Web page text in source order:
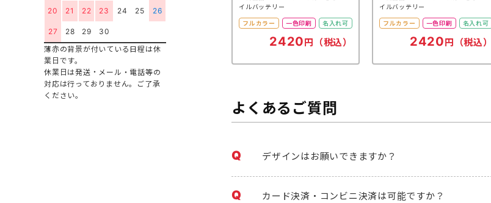
イルバッテリー
フルカラー 一色印刷 名入れ可
2420円（税込）
イルバッテリー
フルカラー 一色印刷 名入れ可
2420円（税込）
よくあるご質問
デザインはお願いできますか？
カード決済・コンビニ決済は可能ですか？
20 21 22 23 24 25 26
27 28 29
30
薄赤の背景が付いている日程は休
業日です。
休業日は発送・メール・電話等の
対応は行っておりません。ご了承
ください。